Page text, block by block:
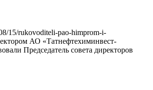
15/rukovoditeli-pao-himprom-i-
АО «Татнефтехиминвест-
Председатель совета директоров